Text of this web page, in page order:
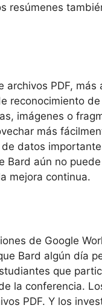
resúmenes
PDF, más
reconocimiento
imágenes o
más
datos
Bard aún no
mejora continua.
de Google
Bard algún día
que
la conferencia.
PDF. Y los